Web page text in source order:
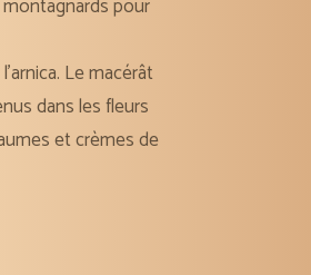
montagnards pour
Lemacérât
dans les fleurs
et crèmes de